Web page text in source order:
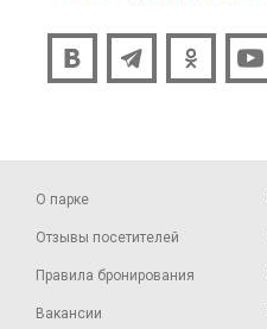
О парке
Отзывы посетителей
Правила бронирования
Вакансии